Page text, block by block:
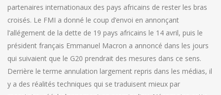
partenaires internationaux des pays africains de rester les bras
croisés. Le FMI a donné le coup d’envoi en annonçant
l’allégement de la dette de 19 pays africains le 14 avril, puis le
président français Emmanuel Macron a annoncé dans les jours
qui suivaient que le G20 prendrait des mesures dans ce sens.
Derrière le terme annulation largement repris dans les médias, il
y a des réalités techniques qui se traduisent mieux par